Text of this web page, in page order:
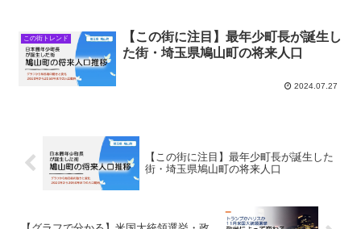
この街トレンド
【この街に注目】最年少町長が誕生し
た街・埼玉県鳩山町の将来人口
2024.07.27
【この街に注目】最年少町長が誕生した
街・埼玉県鳩山町の将来人口